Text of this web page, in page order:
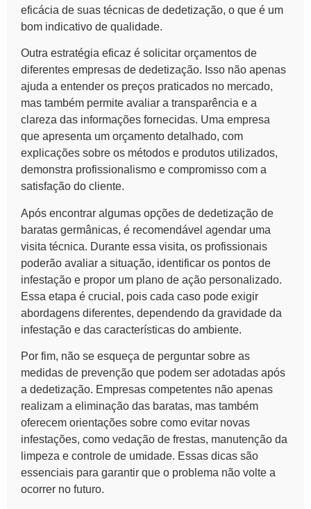
eficácia de suas técnicas de dedetização, o que é um
bom indicativo de qualidade.
Outra estratégia eficaz é solicitar orçamentos de
diferentes empresas de dedetização. Isso não apenas
ajuda a entender os preços praticados no mercado,
mas também permite avaliar a transparência e a
clareza das informações fornecidas. Uma empresa
que apresenta um orçamento detalhado, com
explicações sobre os métodos e produtos utilizados,
demonstra profissionalismo e compromisso com a
satisfação do cliente.
Após encontrar algumas opções de dedetização de
baratas germânicas, é recomendável agendar uma
visita técnica. Durante essa visita, os profissionais
poderão avaliar a situação, identificar os pontos de
infestação e propor um plano de ação personalizado.
Essa etapa é crucial, pois cada caso pode exigir
abordagens diferentes, dependendo da gravidade da
infestação e das características do ambiente.
Por fim, não se esqueça de perguntar sobre as
medidas de prevenção que podem ser adotadas após
a dedetização. Empresas competentes não apenas
realizam a eliminação das baratas, mas também
oferecem orientações sobre como evitar novas
infestações, como vedação de frestas, manutenção da
limpeza e controle de umidade. Essas dicas são
essenciais para garantir que o problema não volte a
ocorrer no futuro.